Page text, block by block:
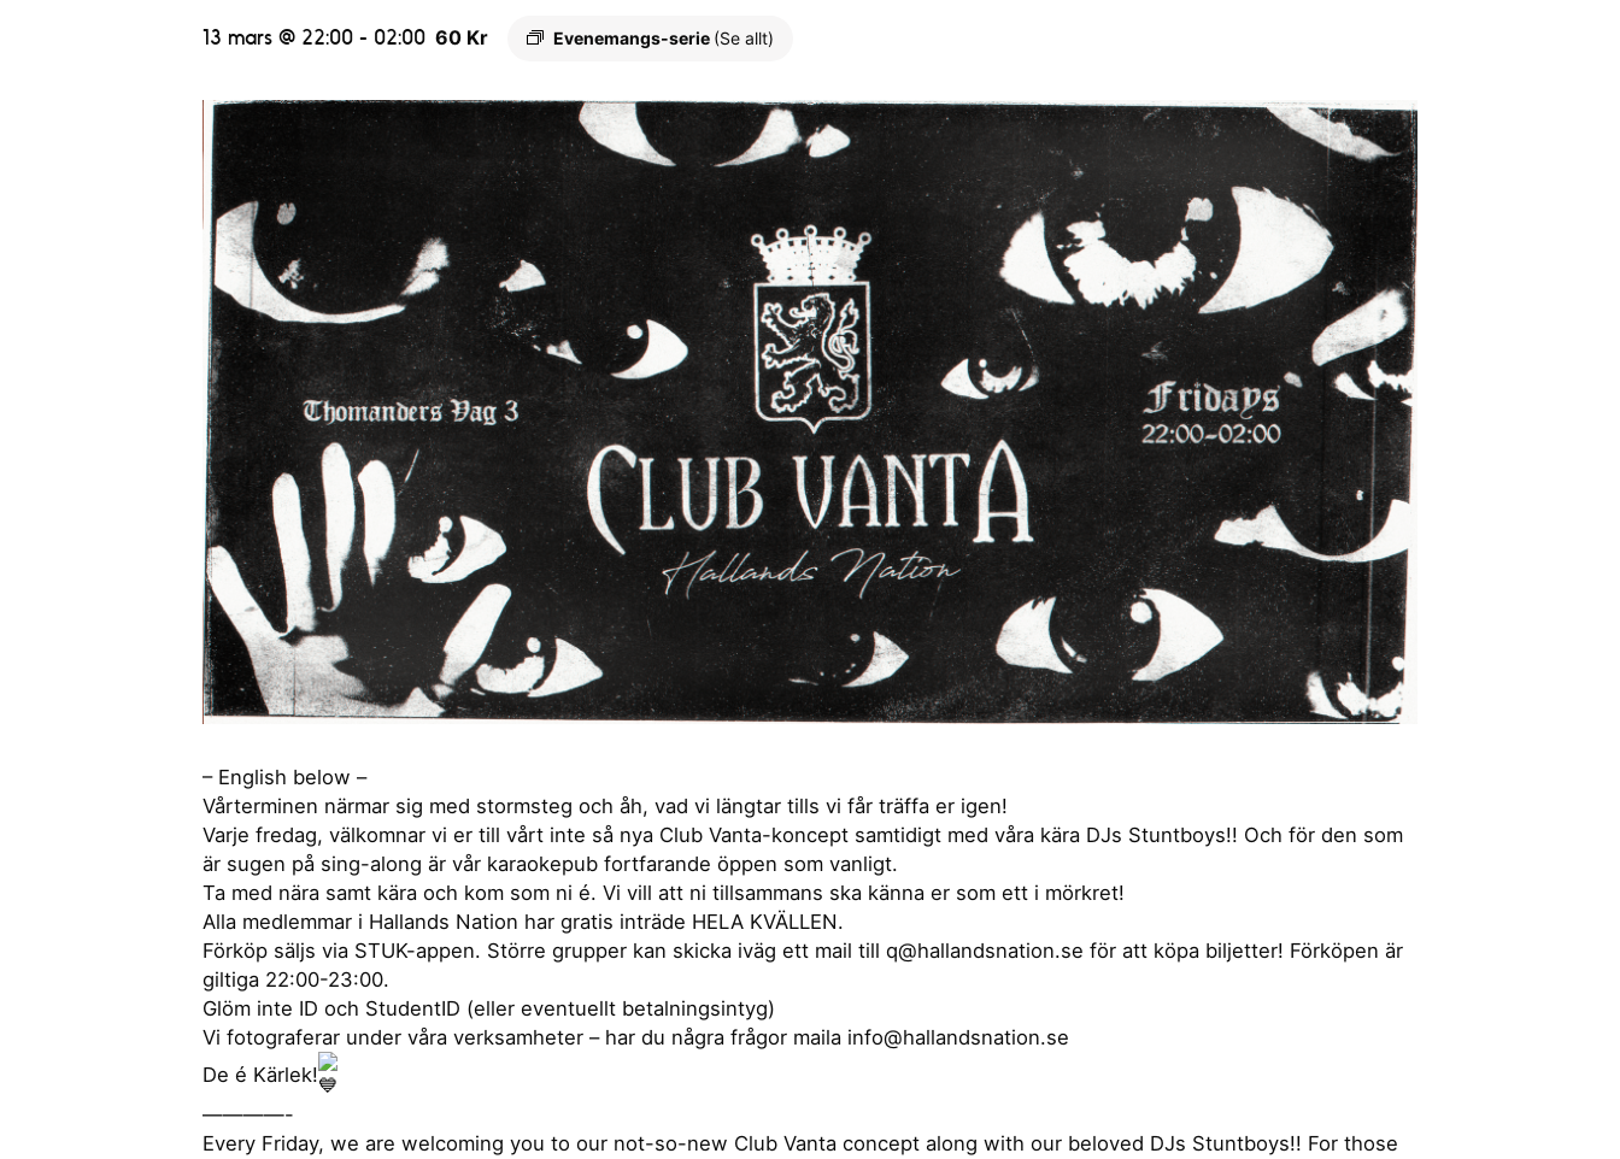
13 mars @ 22:00 - 02:00 Evenemangs-serie (Se allt)
60 Kr
– English below –
Vårterminen närmar sig med stormsteg och åh, vad vi längtar tills vi får träffa er igen!
Varje fredag, välkomnar vi er till vårt inte så nya Club Vanta-koncept samtidigt med våra kära DJs Stuntboys!! Och för den som
är sugen på sing-along är vår karaokepub fortfarande öppen som vanligt.
Ta med nära samt kära och kom som ni é. Vi vill att ni tillsammans ska känna er som ett i mörkret!
Alla medlemmar i Hallands Nation har gratis inträde HELA KVÄLLEN.
Förköp säljs via STUK-appen. Större grupper kan skicka iväg ett mail till q@hallandsnation.se för att köpa biljetter! Förköpen är
giltiga 22:00-23:00.
Glöm inte ID och StudentID (eller eventuellt betalningsintyg)
Vi fotograferar under våra verksamheter – har du några frågor maila info@hallandsnation.se
De é Kärlek!
————-
Every Friday, we are welcoming you to our not-so-new Club Vanta concept along with our beloved DJs Stuntboys!! For those